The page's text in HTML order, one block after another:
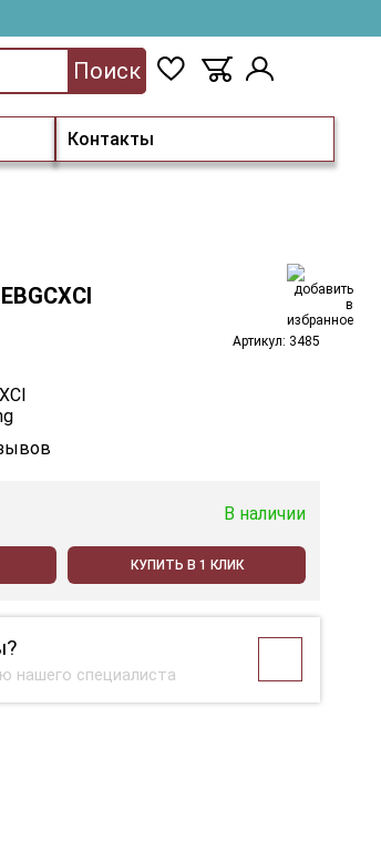
Контакты
Поиск
Артикул: 3485
В наличии
КУПИТЬ В 1 КЛИК
нашего специалиста